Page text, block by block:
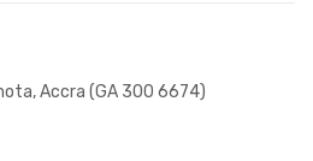
Accra (GA 300 6674)